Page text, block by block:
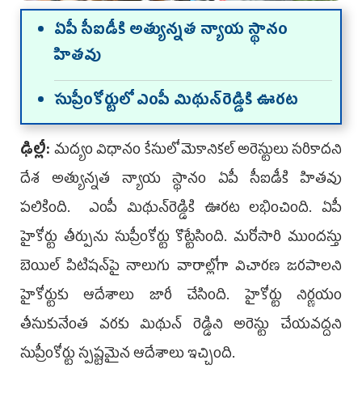
ఏపీ సీఐడీకి అత్యున్న‌త న్యాయ స్థానం
హిత‌వు
సుప్రీంకోర్టులో ఎంపీ మిథున్‌రెడ్డికి ఊరట
ఢిల్లీ:మద్యం విధానం కేసులో మెకానికల్ అరెస్టులు సరికాదని
దేశ అత్యున్న‌త న్యాయ స్థానం ఏపీ సీఐడీకి హిత‌వు
ప‌లికింది. ఎంపీ మిథున్‌రెడ్డికి ఊరట లభించింది. ఏపీ
హైకోర్టు తీర్పును సుప్రీంకోర్టు కొట్టేసింది. మరోసారి ముందస్తు
బెయిల్ పిటిషన్‌పై నాలుగు వారాల్లోగా విచారణ జరపాలని
హైకోర్టుకు ఆదేశాలు జారీ చేసింది. హైకోర్టు నిర్ణయం
తీసుకునేంత వరకు మిథున్ రెడ్డిని అరెస్టు చేయవద్దని
సుప్రీంకోర్టు స్పష్టమైన ఆదేశాలు ఇచ్చింది.